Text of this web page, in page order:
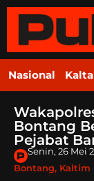
Nasional
Bontang
Pejabat
Senin, 26 Mei
Bontang, Kaltim